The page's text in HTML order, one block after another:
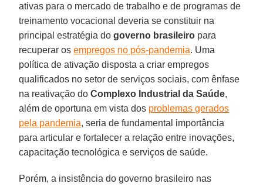
ativas para o mercado de trabalho e de programas de
treinamento vocacional deveria se constituir na
principal estratégia dogoverno brasileiro para
recuperar osempregos no pós-pandemia. Uma
política de ativação disposta a criar empregos
qualificados no setor de serviços sociais, com ênfase
na reativação doComplexo Industrial da Saúde,
além de oportuna em vista dos problemas gerados
pela pandemia, seria de fundamental importância
para articular e fortalecer a relação entre inovações,
capacitação tecnológica e serviços de saúde.
Porém, a insistência do governo brasileiro nas